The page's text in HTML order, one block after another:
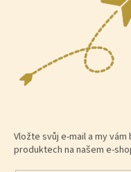
Vložte svůj e-mail a my
produktech na našem e-